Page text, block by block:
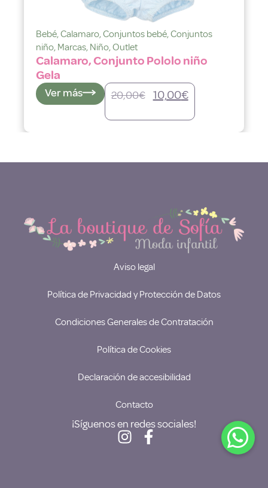
Conjuntos bebé,Conjuntos
Outlet
Conjunto Pololo niño
20,00€ 10,00€
Bebé,
Calamaro,
Aviso legal
Política de Privacidad y Protección de Datos
Condiciones Generales de Contratación
Política de Cookies
Declaración de accesibilidad
Contacto
¡Síguenos en redes sociales!